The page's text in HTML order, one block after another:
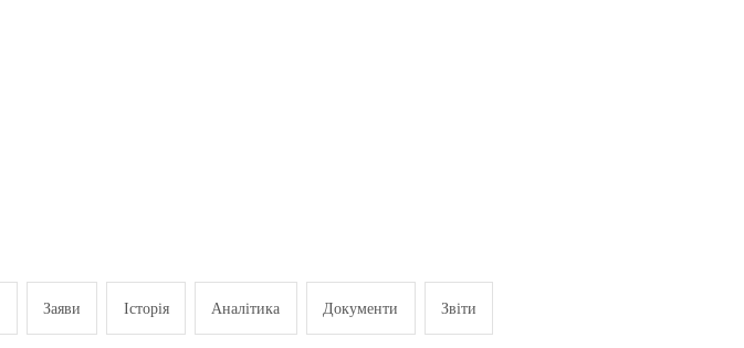
Заяви Історія Аналітика Документи Звіти